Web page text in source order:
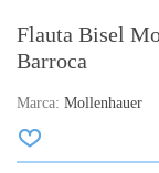
Flauta Bisel
Barroca
Marca: Mollenhauer